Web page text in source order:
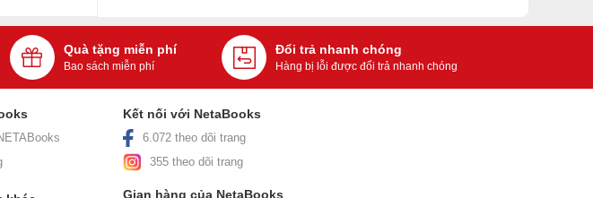
Quà tặng miễn phí
Bao sách miễn phí
Đổi trả nhanh chóng
Hàng bị lỗi được đổi trả nhanh chóng
Kết nối với NetaBooks
6.072 theo dõi trang
355 theo dõi trang
Gian hàng của NetaBooks